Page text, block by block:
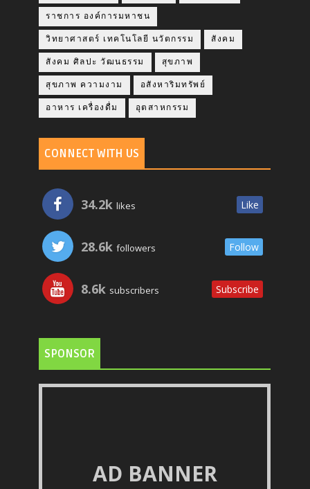
ราชการ องค์การมหาชน
วิทยาศาสตร์ เทคโนโลยี นวัตกรรม สังคม
สังคม ศิลปะ วัฒนธรรม สุขภาพ
สุขภาพ ความงาม อสังหาริมทรัพย์
อาหาร เครื่องดื่ม อุตสาหกรรม
CONNECT WITH US
34.2k likes Like
28.6k followers Follow
8.6k subscribers Subscribe
SPONSOR
AD BANNER